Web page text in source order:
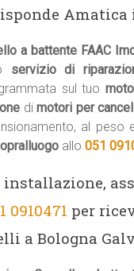
a battente FAAC
servizio di
sul tuo
dimotori per
al
allo 051
0910471 per
a Bologna